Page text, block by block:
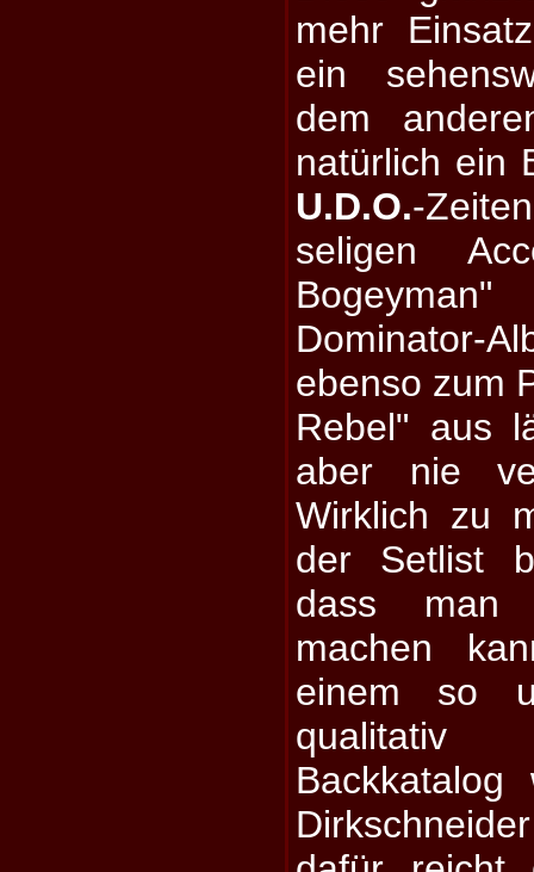
mehr
ein
dem
natürlich ein
U.D.O.-
seligen
ebenso zum
Rebel" aus
aber nie
Wirklich zu
der Setlist
dass man
machen
einem so
qualitativ